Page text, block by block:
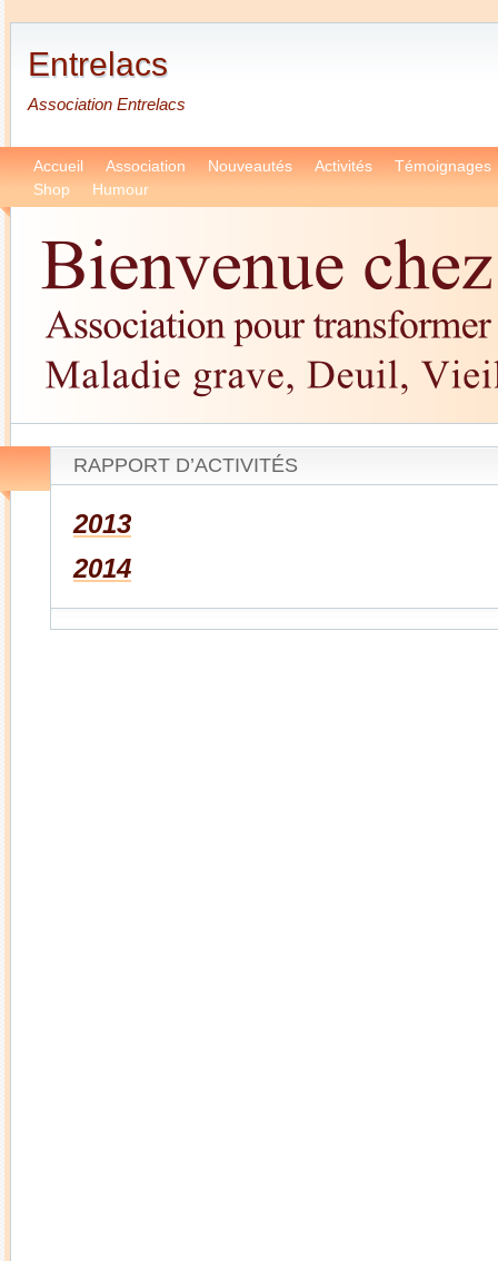
Entrelacs
Association Entrelacs
Accueil Association Nouveautés Activités
Témoignages
Shop
Humour
RAPPORT D’ACTIVITÉS
2013
2014